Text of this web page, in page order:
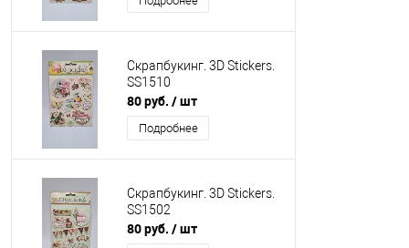
Скрапбукинг. 3D Stickers.
SS1510
80 руб. / шт
Подробнее
Скрапбукинг. 3D Stickers.
SS1502
80 руб. / шт